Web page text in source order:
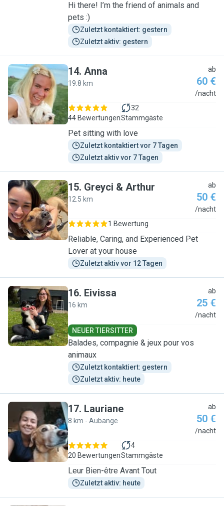
Hi there! I’m the friend of animals and
pets :)
Zuletzt kontaktiert: gestern
Zuletzt aktiv: gestern
A
14. Anna
19.8 km
ab
60 €
/nacht
44 Bewertungen
32
Stammgäste
Pet sitting with love
Zuletzt kontaktiert vor 7 Tagen
Zuletzt aktiv vor 7 Tagen
G
15. Greyci & Arthur
12.5 km
ab
50 €
/nacht
1 Bewertung
Reliable, Caring, and Experienced Pet
Lover at your house
Zuletzt aktiv vor 12 Tagen
E
16. Eivissa
16 km
ab
25 €
/nacht
NEUER TIERSITTER
Balades, compagnie & jeux pour vos
animaux
Zuletzt kontaktiert: gestern
Zuletzt aktiv: heute
L
17. Lauriane
8 km - Aubange
ab
50 €
/nacht
20 Bewertungen
4
Stammgäste
Leur Bien-être Avant Tout
Zuletzt aktiv: heute